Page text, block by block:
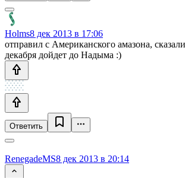
Holms8 дек 2013 в 17:06
отправил с Американского амазона,
декабря дойдет до Надыма :)
Ответить
RenegadeMS8 дек 2013 в 20:14